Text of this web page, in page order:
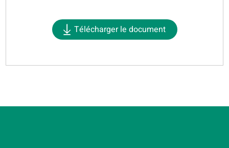
Télécharger le document